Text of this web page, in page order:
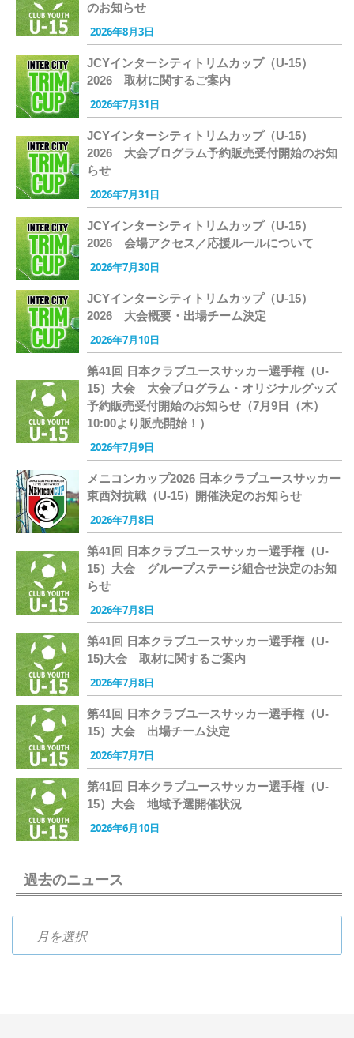
のお知らせ
2026年8月3日
JCYインターシティトリムカップ（U-15）
2026 取材に関するご案内
2026年7月31日
JCYインターシティトリムカップ（U-15）
2026 大会プログラム予約販売受付開始のお知
らせ
2026年7月31日
JCYインターシティトリムカップ（U-15）
2026 会場アクセス／応援ルールについて
2026年7月30日
JCYインターシティトリムカップ（U-15）
2026 大会概要・出場チーム決定
2026年7月10日
第41回 日本クラブユースサッカー選手権（U-
15）大会 大会プログラム・オリジナルグッズ
予約販売受付開始のお知らせ（7月9日（木）
10:00より販売開始！）
2026年7月9日
メニコンカップ2026 日本クラブユースサッカー
東西対抗戦（U-15）開催決定のお知らせ
2026年7月8日
第41回 日本クラブユースサッカー選手権（U-
15）大会 グループステージ組合せ決定のお知
らせ
2026年7月8日
第41回 日本クラブユースサッカー選手権（U-
15)大会 取材に関するご案内
2026年7月8日
第41回 日本クラブユースサッカー選手権（U-
15）大会 出場チーム決定
2026年7月7日
第41回 日本クラブユースサッカー選手権（U-
15）大会 地域予選開催状況
2026年6月10日
過去のニュース